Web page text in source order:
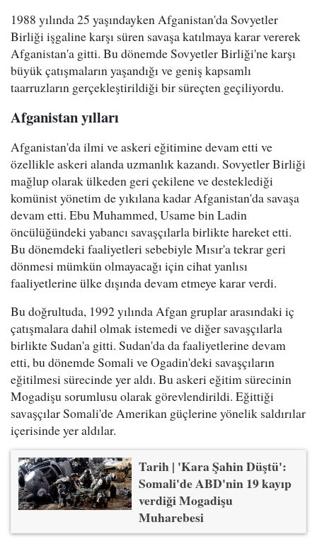
1988 yılında 25 yaşındayken Afganistan'da Sovyetler
Birliği işgaline karşı süren savaşa katılmaya karar vererek
Afganistan'a gitti. Bu dönemde Sovyetler Birliği'ne karşı
büyük çatışmaların yaşandığı ve geniş kapsamlı
taarruzların gerçekleştirildiği bir süreçten geçiliyordu.
Afganistan yılları
Afganistan'da ilmi ve askeri eğitimine devam etti ve
özellikle askeri alanda uzmanlık kazandı. Sovyetler Birliği
mağlup olarak ülkeden geri çekilene ve desteklediği
komünist yönetim de yıkılana kadar Afganistan'da savaşa
devam etti. Ebu Muhammed, Usame bin Ladin
öncülüğündeki yabancı savaşçılarla birlikte hareket etti.
Bu dönemdeki faaliyetleri sebebiyle Mısır'a tekrar geri
dönmesi mümkün olmayacağı için cihat yanlısı
faaliyetlerine ülke dışında devam etmeye karar verdi.
Bu doğrultuda, 1992 yılında Afgan gruplar arasındaki iç
çatışmalara dahil olmak istemedi ve diğer savaşçılarla
birlikte Sudan'a gitti. Sudan'da da faaliyetlerine devam
etti, bu dönemde Somali ve Ogadin'deki savaşçıların
eğitilmesi sürecinde yer aldı. Bu askeri eğitim sürecinin
Mogadişu sorumlusu olarak görevlendirildi. Eğittiği
savaşçılar Somali'de Amerikan güçlerine yönelik saldırılar
içerisinde yer aldılar.
Tarih | 'Kara Şahin Düştü':
Somali'de ABD'nin 19 kayıp
verdiği Mogadişu
Muharebesi